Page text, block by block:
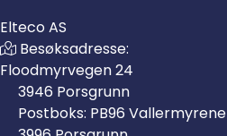
Elteco AS
Besøksadresse:
Floodmyrvegen 24
3946 Porsgrunn
Postboks: PB96 Vallermyrene